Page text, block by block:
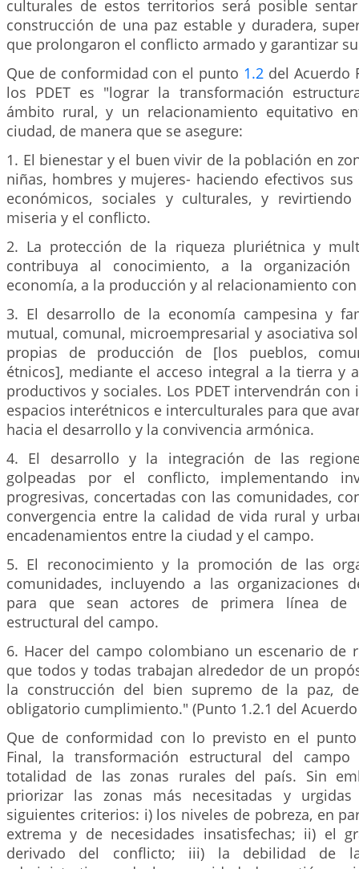
culturales de estos territorios será posible
construcción de una paz estable y duradera,
que prolongaron el conflicto armado y garantizar
Que de conformidad con el punto 1.2 del Acuerdo
los PDET es "lograr la transformación
ámbito rural, y un relacionamiento equitativo
ciudad, de manera que se asegure:
1. El bienestar y el buen vivir de la población en
niñas, hombres y mujeres- haciendo efectivos
económicos, sociales y culturales, y
miseria y el conflicto.
2. La protección de la riqueza pluriétnica y
contribuya al conocimiento, a la
economía, a la producción y al relacionamiento
3. El desarrollo de la economía campesina y
mutual, comunal, microempresarial y asociativa
propias de producción de [los pueblos,
étnicos], mediante el acceso integral a la tierra y
productivos y sociales. Los PDET intervendrán
espacios interétnicos e interculturales para que
hacia el desarrollo y la convivencia armónica.
4. El desarrollo y la integración de las
golpeadas por el conflicto, implementando
progresivas, concertadas con las comunidades,
convergencia entre la calidad de vida rural y
encadenamientos entre la ciudad y el campo.
5. El reconocimiento y la promoción de las
comunidades, incluyendo a las organizaciones
para que sean actores de primera línea de
estructural del campo.
6. Hacer del campo colombiano un escenario de
que todos y todas trabajan alrededor de un
la construcción del bien supremo de la paz,
obligatorio cumplimiento." (Punto 1.2.1 del
Que de conformidad con lo previsto en el
Final, la transformación estructural del
totalidad de las zonas rurales del país. Sin
priorizar las zonas más necesitadas y
siguientes criterios: i) los niveles de pobreza, en
extrema y de necesidades insatisfechas; ii) el
derivado del conflicto; iii) la debilidad de la